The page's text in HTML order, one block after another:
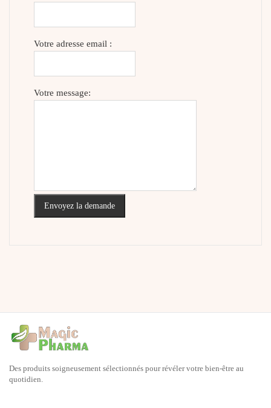
Votre adresse email :
Votre message:
Envoyez la demande
Des produits soigneusement sélectionnés pour révéler votre bien-être au
quotidien.